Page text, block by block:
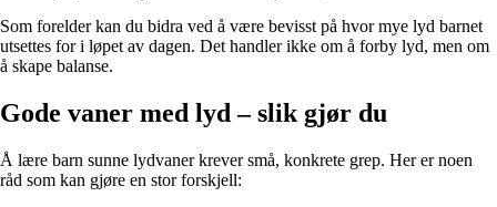
Som forelder kan du bidra ved å være bevisst på hvor mye lyd barnet
utsettes for i løpet av dagen. Det handler ikke om å forby lyd, men om
å skape balanse.
Gode vaner med lyd – slik gjør du
Å lære barn sunne lydvaner krever små, konkrete grep. Her er noen
råd som kan gjøre en stor forskjell: